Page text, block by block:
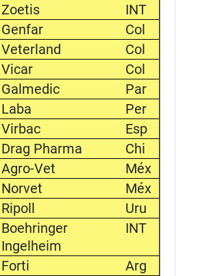
Zoetis
INT
Genfar
Col
Veterland
Col
Vicar
Col
Galmedic
Par
Laba
Per
Virbac
Esp
Drag Pharma
Chi
Agro-Vet
Méx
Norvet
Méx
Ripoll
Uru
Boehringer
Ingelheim
INT
Forti
Arg